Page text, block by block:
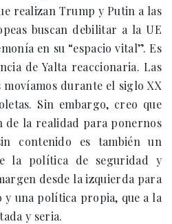
realizan Trump y Putin a las
buscan debilitar a la UE
en su “espacio vital”. Es
de Yalta reaccionaria. Las
durante el siglo XX
Sin embargo, creo que
de la realidad para ponernos
contenido es también un
la política de seguridad y
desde la izquierda para
una política propia, que a la
y seria.